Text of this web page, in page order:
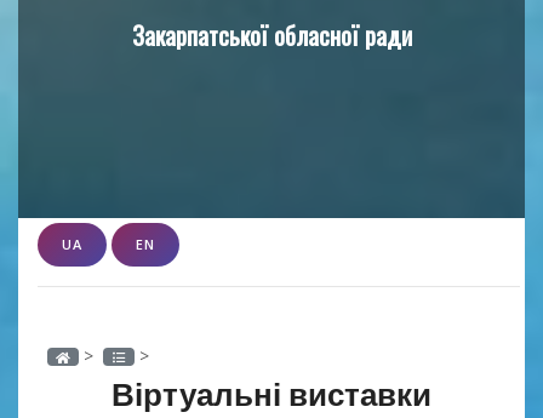
Закарпатської обласної ради
UA EN
> >
Віртуальні виставки